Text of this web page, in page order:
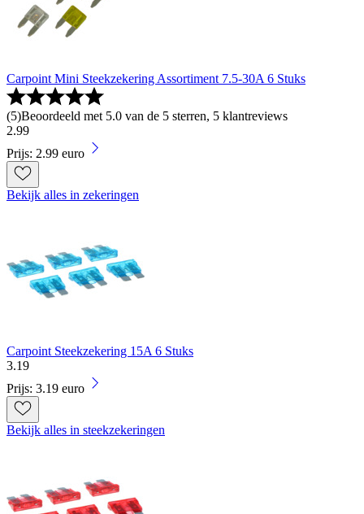
Carpoint Mini Steekzekering Assortiment 7.5-30A 6 Stuks
(5)Beoordeeld met 5.0 van de 5 sterren, 5 klantreviews
2.99
Prijs: 2.99 euro
Bekijk alles in zekeringen
Carpoint Steekzekering 15A 6 Stuks
3.19
Prijs: 3.19 euro
Bekijk alles in steekzekeringen